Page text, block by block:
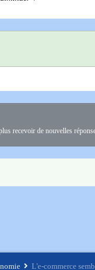
recevoir de nouvelles
L'e-commerce